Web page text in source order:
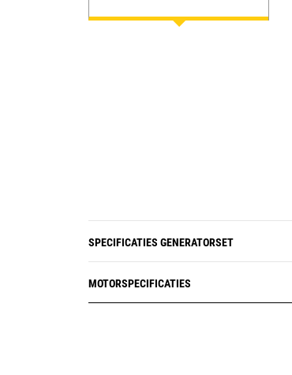
SPECIFICATIES GENERATORSET
MOTORSPECIFICATIES